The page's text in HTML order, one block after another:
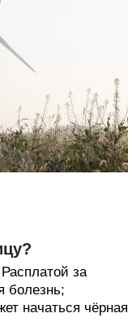
за
болезнь;
начаться чёрная